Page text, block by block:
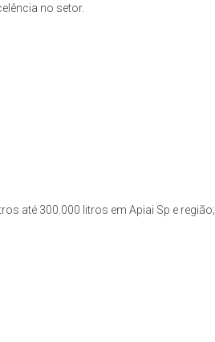
no setor.
até 300.000 litros em Apiai Sp e região;